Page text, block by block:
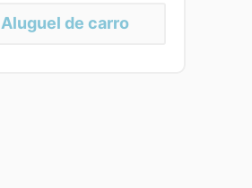
Aluguel de carro